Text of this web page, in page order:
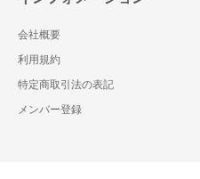
会社概要
利用規約
特定商取引法の表記
メンバー登録